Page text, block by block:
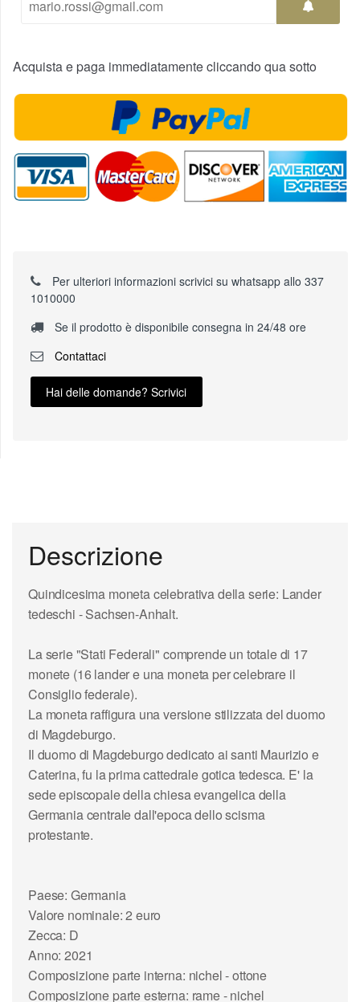
Acquista e paga immediatamente cliccando qua sotto
Per ulteriori informazioni scrivici su whatsapp allo 337
1010000
Se il prodotto è disponibile consegna in 24/48 ore
Contattaci
Hai delle domande? Scrivici
Descrizione
Quindicesima moneta celebrativa della serie: Lander
tedeschi - Sachsen-Anhalt.
La serie "Stati Federali" comprende un totale di 17
monete (16 lander e una moneta per celebrare il
Consiglio federale).
La moneta raffigura una versione stilizzata del duomo
di Magdeburgo.
Il duomo di Magdeburgo dedicato ai santi Maurizio e
Caterina, fu la prima cattedrale gotica tedesca. E' la
sede episcopale della chiesa evangelica della
Germania centrale dall'epoca dello scisma
protestante.
Paese: Germania
Valore nominale: 2 euro
Zecca: D
Anno: 2021
Composizione parte interna: nichel - ottone
Composizione parte esterna: rame - nichel